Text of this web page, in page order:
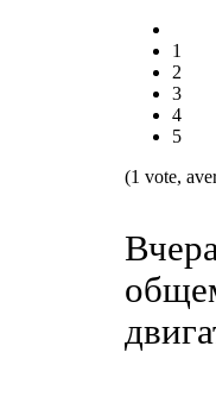
1
2
3
4
5
(1 vote,